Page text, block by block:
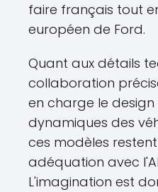
faire français tout
européen de Ford.
Quant aux détails
collaboration
en charge le
dynamiques des
ces modèles
adéquation avec
L'imagination est